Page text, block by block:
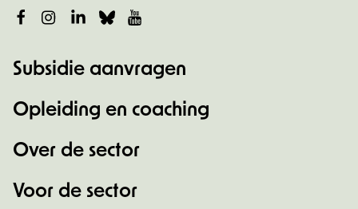
Facebook
Instagram
LinkedIn
Bluesky
Subsidie aanvragen
Opleiding en coaching
Over de sector
Voor de sector